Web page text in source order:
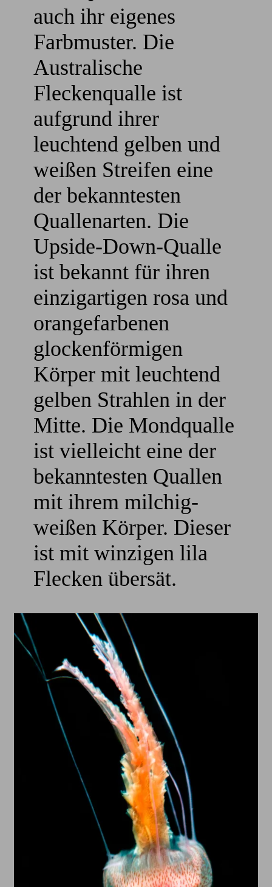
auch ihr eigenes
Farbmuster. Die
Australische
Fleckenqualle ist
aufgrund ihrer
leuchtend gelben und
weißen Streifen eine
der bekanntesten
Quallenarten. Die
Upside-Down-Qualle
ist bekannt für ihren
einzigartigen rosa und
orangefarbenen
glockenförmigen
Körper mit leuchtend
gelben Strahlen in der
Mitte. Die Mondqualle
ist vielleicht eine der
bekanntesten Quallen
mit ihrem milchig-
weißen Körper. Dieser
ist mit winzigen lila
Flecken übersät.